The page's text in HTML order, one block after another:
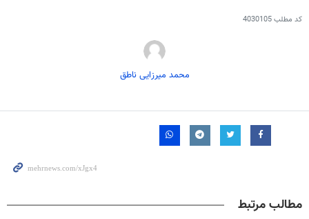
کد مطلب4030105
محمد میرزایی ناطق
مطالب مرتبط